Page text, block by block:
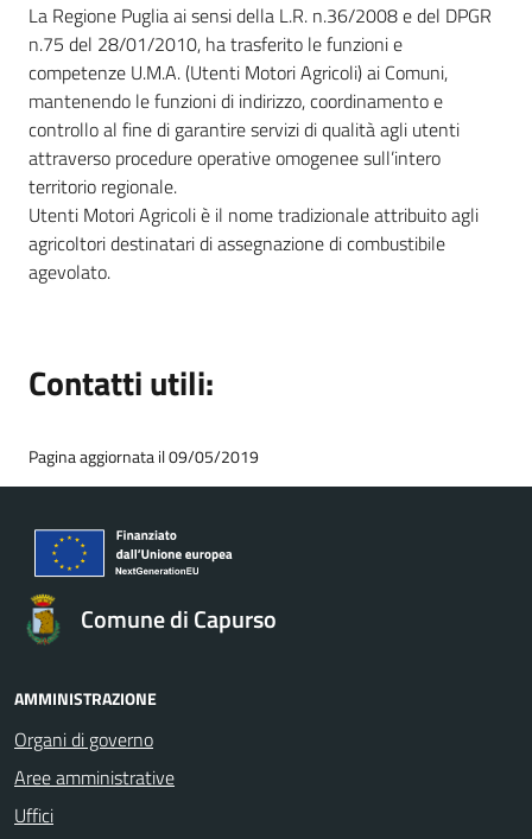
La Regione Puglia ai sensi della L.R. n.36/2008 e del DPGR
n.75 del 28/01/2010, ha trasferito le funzioni e
competenze U.M.A. (Utenti Motori Agricoli) ai Comuni,
mantenendo le funzioni di indirizzo, coordinamento e
controllo al fine di garantire servizi di qualità agli utenti
attraverso procedure operative omogenee sull’intero
territorio regionale.
Utenti Motori Agricoli è il nome tradizionale attribuito agli
agricoltori destinatari di assegnazione di combustibile
agevolato.
Contatti utili:
Pagina aggiornata il 09/05/2019
Comune di Capurso
AMMINISTRAZIONE
Organi di governo
Aree amministrative
Uffici